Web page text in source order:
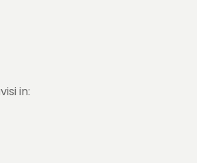
in: